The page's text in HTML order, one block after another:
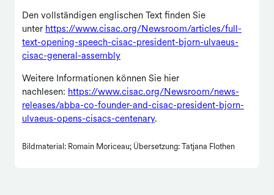
Den vollständigen englischen Text finden Sie
unter https://www.cisac.org/Newsroom/articles/full-
text-opening-speech-cisac-president-bjorn-ulvaeus-
cisac-general-assembly
Weitere Informationen können Sie hier
nachlesen: https://www.cisac.org/Newsroom/news-
releases/abba-co-founder-and-cisac-president-bjorn-
ulvaeus-opens-cisacs-centenary.
Bildmaterial: Romain Moriceau; Übersetzung: Tatjana Flothen